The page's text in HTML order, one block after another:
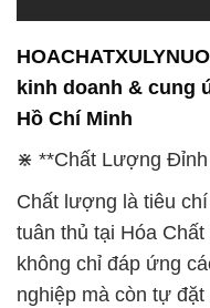
kinh doanh & cung
Hồ Chí Minh
⋇ **Chất Lượng Đỉnh
Chất lượng là tiêu
tuân thủ tại Hóa
không chỉ đáp ứng
nghiệp mà còn tự